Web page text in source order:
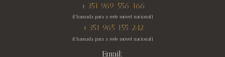
+351 969 556 166
(Chamada para a rede móvel nacional)
+351 965 155 242
(Chamada para a rede móvel nacional)
Email: